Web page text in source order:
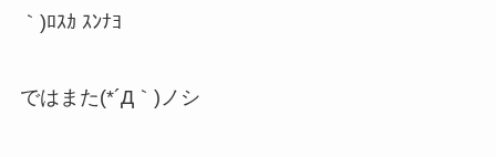
｀)ﾛｽｶ ｽﾝﾅﾖ
ではまた(*´Д｀)ノシ